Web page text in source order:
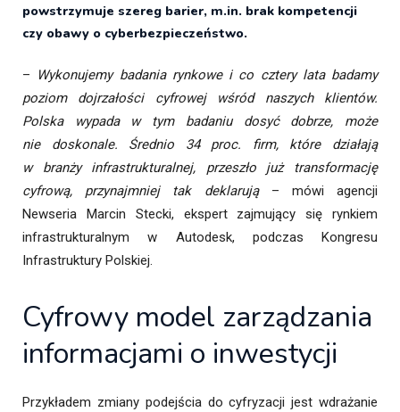
powstrzymuje szereg barier, m.in. brak kompetencji
czy obawy o cyberbezpieczeństwo.
– Wykonujemy badania rynkowe i co cztery lata badamy
poziom dojrzałości cyfrowej wśród naszych klientów.
Polska wypada w tym badaniu dosyć dobrze, może
nie doskonale. Średnio 34 proc. firm, które działają
w branży infrastrukturalnej, przeszło już transformację
cyfrową, przynajmniej tak deklarują– mówi agencji
Newseria Marcin Stecki, ekspert zajmujący się rynkiem
infrastrukturalnym w Autodesk, podczas Kongresu
Infrastruktury Polskiej.
Cyfrowy model zarządzania
informacjami o inwestycji
Przykładem zmiany podejścia do cyfryzacji jest wdrażanie